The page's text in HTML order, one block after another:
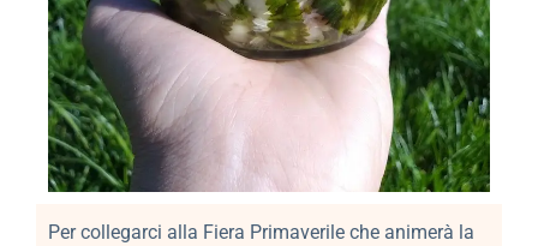
Per collegarci alla Fiera Primaverile che animerà la